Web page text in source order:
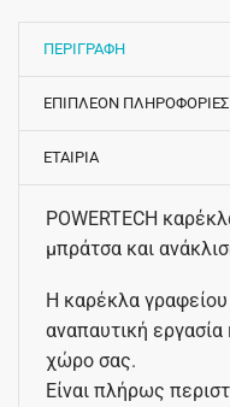
ΠΕΡΙΓΡΑΦΗ
ΕΠΙΠΛΕΟΝ ΠΛΗΡΟΦΟΡΙΕΣ
ΕΤΑΙΡΙΑ
POWERTECH
μπράτσα και
Η καρέκλα
αναπαυτική
χώρο σας.
Είναι πλήρως